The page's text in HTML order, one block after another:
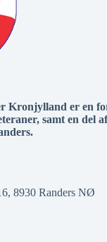
Kronjylland er en
samt en del af
8930 Randers NØ